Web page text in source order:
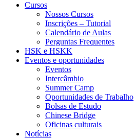
Cursos
Nossos Cursos
Inscrições – Tutorial
Calendário de Aulas
Perguntas Frequentes
HSK e HSKK
Eventos e oportunidades
Eventos
Intercâmbio
Summer Camp
Oportunidades de Trabalho
Bolsas de Estudo
Chinese Bridge
Oficinas culturais
Notícias